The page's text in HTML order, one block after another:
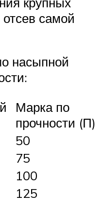
самой
насыпной
Марка по
прочности (П)
50
75
100
125